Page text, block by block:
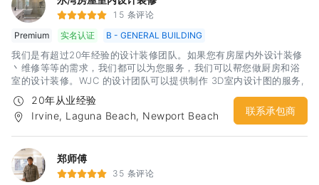
15 条评论
Premium
实名认证 B - GENERAL BUILDING
我们是有超过20年经验的设计装修团队。如果您有房屋内外设计装修
丶维修等等的需求，我们都可以为您服务，我们可以帮您做厨房和浴
室的设计装修。WJC 的设计团队可以提供制作 3D室内设计图的服务,
能够帮助您更清楚的了解完工后的视觉效果。工作範圍南加橘郡
20年从业经验
Irvine, Laguna Beach, Newport Beach
联系承包商
郑师傅
35 条评论